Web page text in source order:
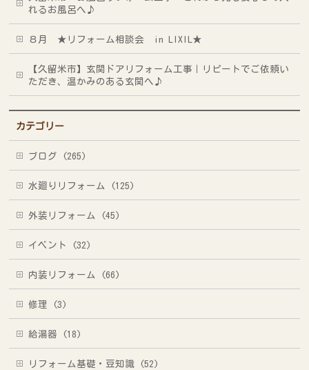
れるお風呂へ♪
８月 ★リフォーム相談会 in LIXIL★
【久留米市】玄関ドアリフォーム工事｜リピートでご依頼い
ただき、温かみのある玄関へ♪
カテゴリー
ブログ (265)
水廻りリフォーム (125)
外装リフォーム (45)
イベント (32)
内装リフォーム (66)
修理 (3)
給湯器 (18)
リフォーム基礎・豆知識 (52)